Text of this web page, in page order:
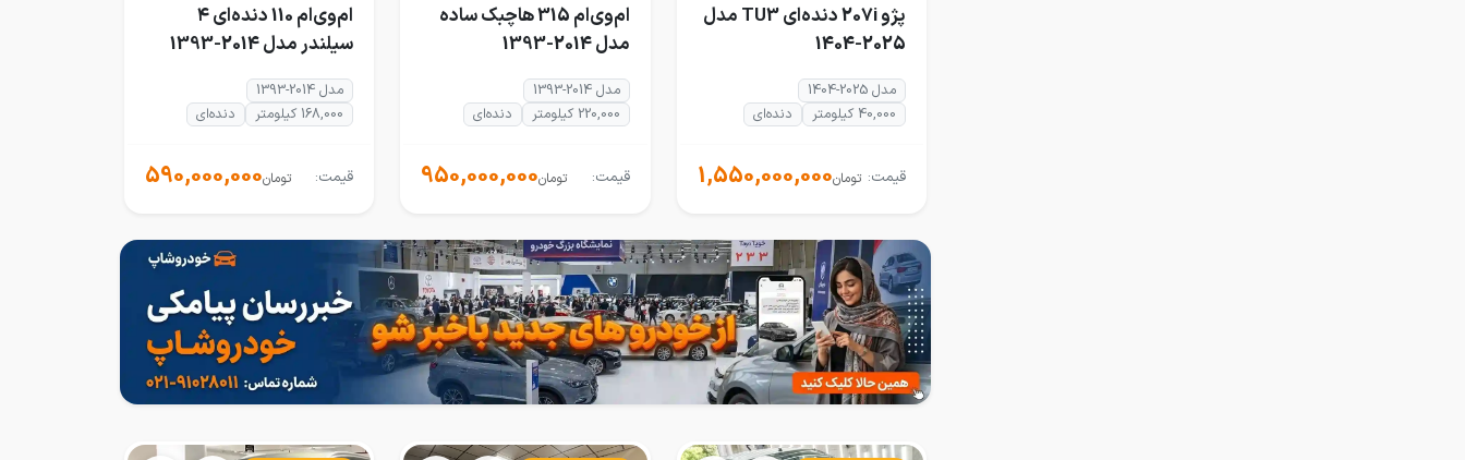
پژو 207i دنده‌ای TU3 مدل
2025-1404
مدل 2025-1404
40,000 کیلومتر
دنده‌ای
قیمت: 1,550,000,000تومان
ام‌وی‌ام 315 هاچبک ساده
مدل 2014-1393
مدل 2014-1393
220,000 کیلومتر
دنده‌ای
قیمت: 950,000,000تومان
ام‌وی‌ام 110 دنده‌ای ۴
سیلندر مدل 2014-1393
مدل 2014-1393
168,000 کیلومتر
دنده‌ای
قیمت: 590,000,000تومان